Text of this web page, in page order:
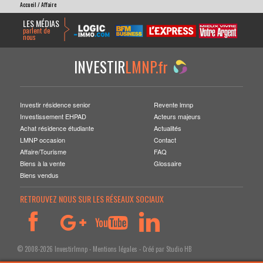
Accueil / Affaire
LES MÉDIAS
parlent de
nous
INVESTIRLMNP.fr
Investir résidence senior
Investissement EHPAD
Achat résidence étudiante
LMNP occasion
Affaire/Tourisme
Biens à la vente
Biens vendus
Revente lmnp
Acteurs majeurs
Actualités
Contact
FAQ
Glossaire
RETROUVEZ NOUS SUR LES RÉSEAUX SOCIAUX
© 2008-2026 Investirlmnp - Mentions légales - Créé par Studio HB